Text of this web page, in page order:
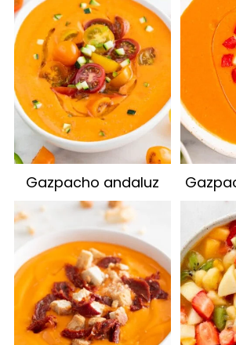
Gazpacho andaluz